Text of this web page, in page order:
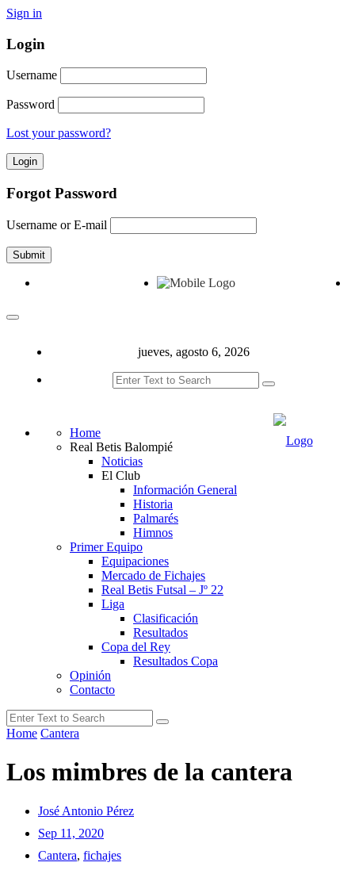
Sign in
Login
Username
Password
Lost your password?
Forgot Password
Username or E-mail
jueves, agosto 6, 2026
Home
Real Betis Balompié
Noticias
El Club
Información General
Historia
Palmarés
Himnos
Primer Equipo
Equipaciones
Mercado de Fichajes
Real Betis Futsal – Jº 22
Liga
Clasificación
Resultados
Copa del Rey
Resultados Copa
Opinión
Contacto
Home Cantera
Los mimbres de la cantera
José Antonio Pérez
Sep 11, 2020
Cantera, fichajes